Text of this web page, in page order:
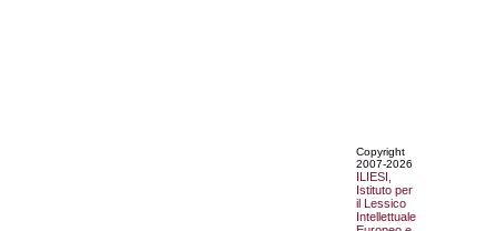
Copyright
2007-2026
ILIESI,
Istituto per
il Lessico
Intellettuale